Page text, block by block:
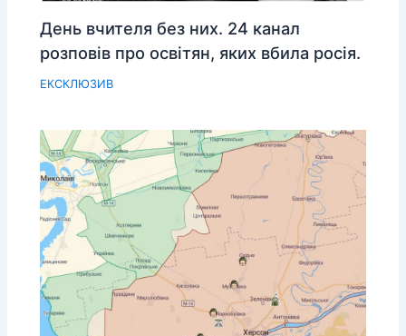
День вчителя без них. 24 канал
розповів про освітян, яких вбила росія.
ЕКСКЛЮЗИВ